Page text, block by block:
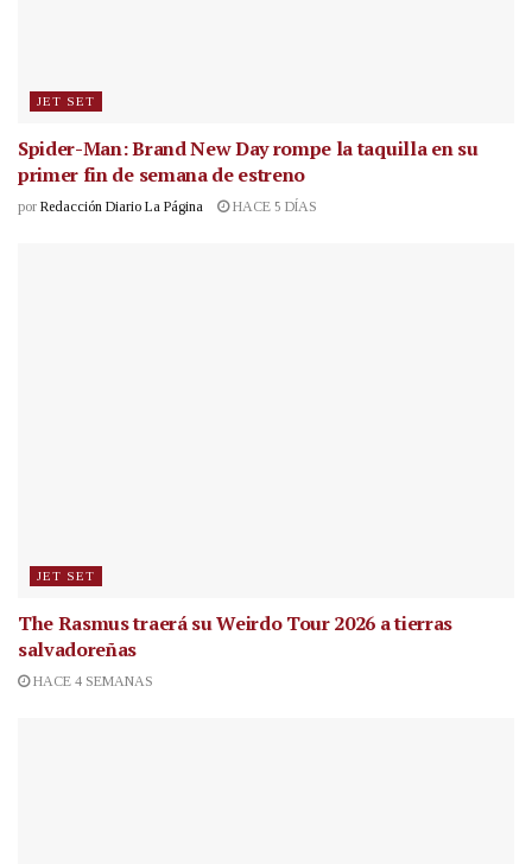
JET SET
Spider-Man: Brand New Day rompe la taquilla en su
primer fin de semana de estreno
por Redacción Diario La Página HACE 5 DÍAS
JET SET
The Rasmus traerá su Weirdo Tour 2026 a tierras
salvadoreñas
HACE 4 SEMANAS